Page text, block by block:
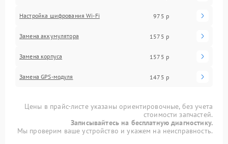
Настройка шифрования Wi-Fi 975 р
Замена аккумулятора 1575 р
Замена корпуса 1575 р
Замена GPS-модуля 1475 р
Цены в прайс-листе указаны ориентировочные, без учета
стоимости запчастей.
Записывайтесь на бесплатную диагностику.
Мы проверим ваше устройство и укажем на неисправность.